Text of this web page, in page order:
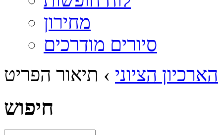
מחירון
סיורים מודרכים
הארכיון הציוני › תיאור הפריט
חיפוש